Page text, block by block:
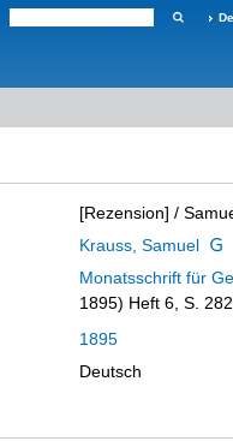
[Rezension] /
Krauss, Samuel
Monatsschrift für
1895) Heft 6, S.
1895
Deutsch